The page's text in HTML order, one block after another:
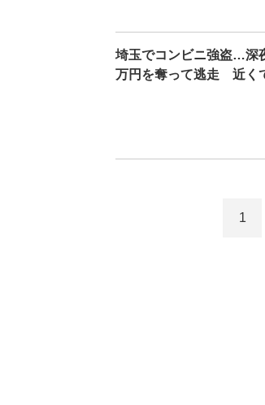
埼玉でコンビニ強盗…深
万円を奪って逃走 近く
1